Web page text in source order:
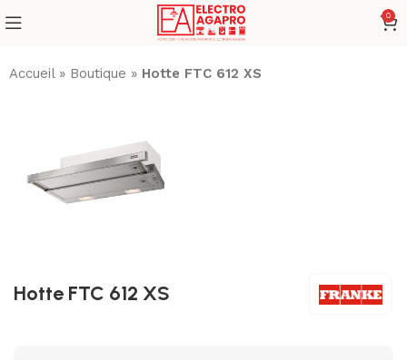
0
Accueil» Boutique » Hotte FTC 612 XS
Hotte FTC 612 XS